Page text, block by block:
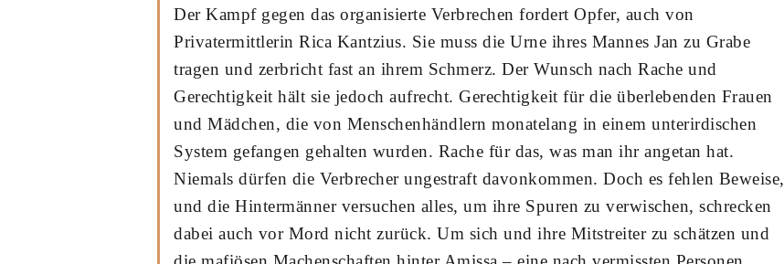
Der Kampf gegen das organisierte Verbrechen fordert Opfer, auch von
Privatermittlerin Rica Kantzius. Sie muss die Urne ihres Mannes Jan zu Grabe
tragen und zerbricht fast an ihrem Schmerz. Der Wunsch nach Rache und
Gerechtigkeit hält sie jedoch aufrecht. Gerechtigkeit für die überlebenden Frauen
und Mädchen, die von Menschenhändlern monatelang in einem unterirdischen
System gefangen gehalten wurden. Rache für das, was man ihr angetan hat.
Niemals dürfen die Verbrecher ungestraft davonkommen. Doch es fehlen Beweise,
und die Hintermänner versuchen alles, um ihre Spuren zu verwischen, schrecken
dabei auch vor Mord nicht zurück. Um sich und ihre Mitstreiter zu schätzen und